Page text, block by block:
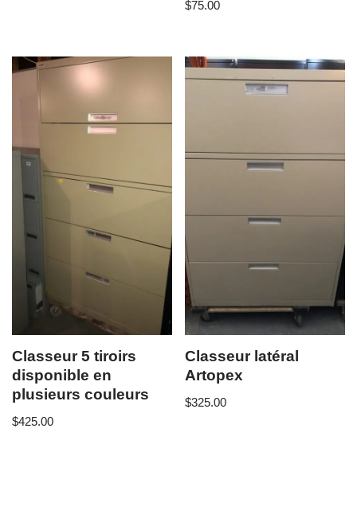
$75.00
Classeur 5 tiroirs
disponible en
plusieurs couleurs
$425.00
Classeur latéral
Artopex
$325.00